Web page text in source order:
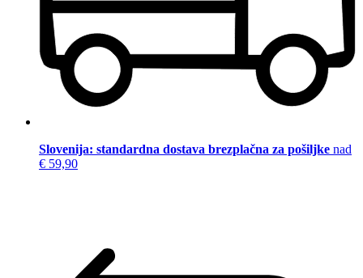
Slovenija: standardna dostava brezplačna za pošiljke nad
€ 59,90